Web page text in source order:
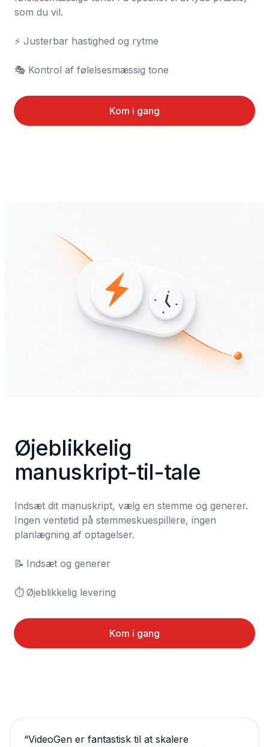
som du vil.
⚡ Justerbar hastighed og rytme
🎭 Kontrol af følelsesmæssig tone
Kom i gang
Øjeblikkelig
manuskript-til-tale
Indsæt dit manuskript, vælg en stemme og generer.
Ingen ventetid på stemmeskuespillere, ingen
planlægning af optagelser.
📝	Indsæt og generer
⏱️	Øjeblikkelig levering
Kom i gang
“VideoGen er fantastisk til at skalere